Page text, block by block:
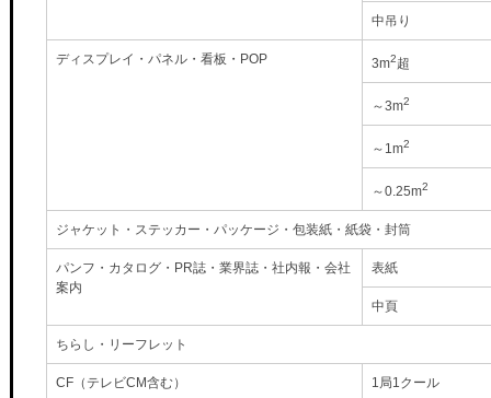
中吊り
ディスプレイ・パネル・看板・POP 3m2超
～3m2
～1m2
～0.25m2
ジャケット・ステッカー・パッケージ・包装紙・紙袋・封筒
パンフ・カタログ・PR誌・業界誌・社内報・会社
案内
表紙
中頁
ちらし・リーフレット
CF（テレビCM含む） 1局1クール